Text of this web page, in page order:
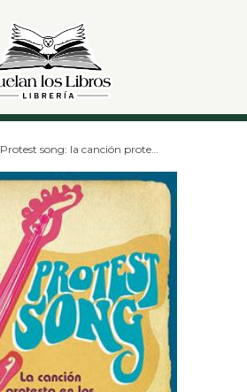
Protest song: la canción protesta en los estados unidos de los años sesenta